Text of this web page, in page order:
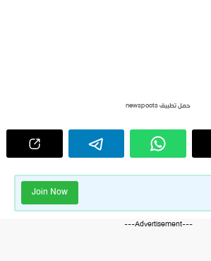
حمل تطبيق newspoots
Join Now
---Advertisement---